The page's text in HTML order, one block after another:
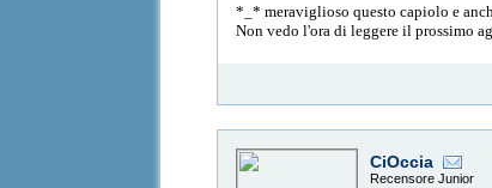
*_* meraviglioso questo capiolo e
Non vedo l'ora di leggere il prossimo
CiOccia
Recensore Junior